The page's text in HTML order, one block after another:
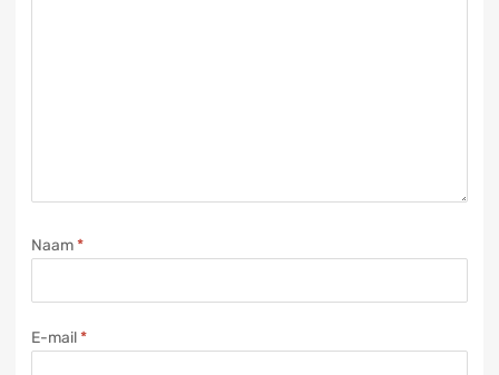
Naam*
E-mail*